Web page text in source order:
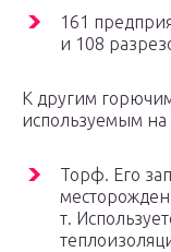
161
и 108
К другим
используемым на
Торф. Его
т.